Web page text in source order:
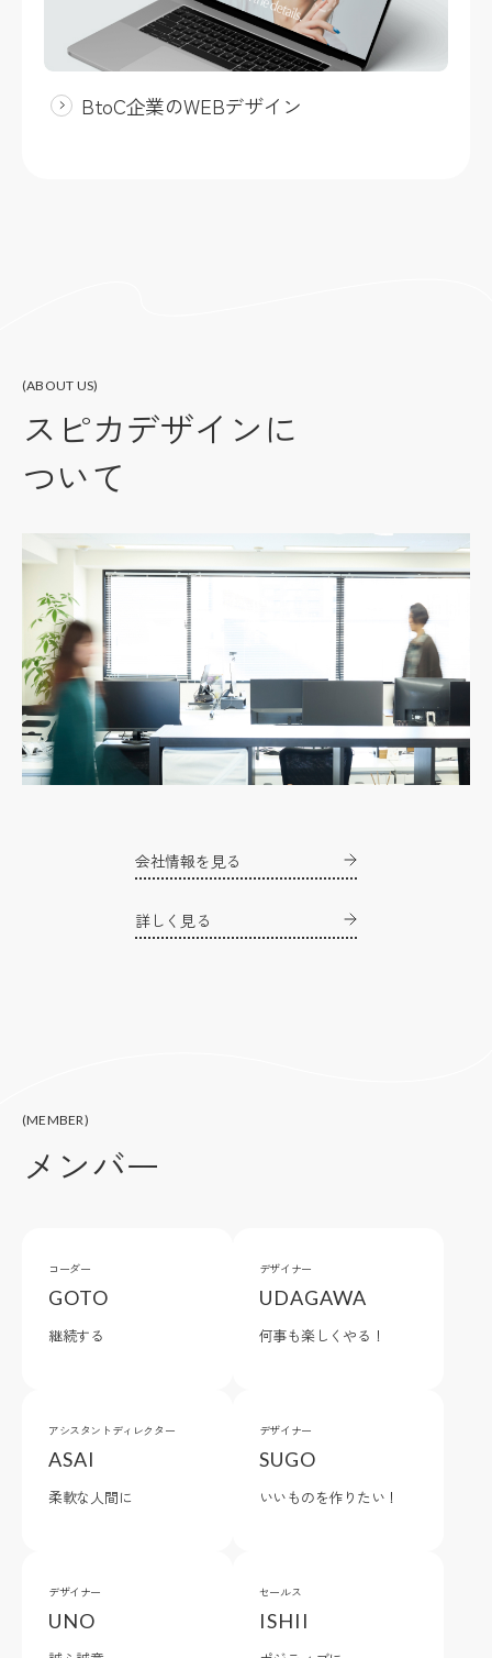
BtoC企業のWEBデザイン
(ABOUT US)
スピカデザインに
ついて
会社情報を見る
詳しく見る
(MEMBER)
メンバー
コーダー
GOTO
継続する
デザイナー
UDAGAWA
何事も楽しくやる！
アシスタントディレクター
ASAI
柔軟な人間に
デザイナー
SUGO
いいものを作りたい！
デザイナー
UNO
セールス
ISHII